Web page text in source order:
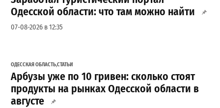
Одесской области: что там можно найти
07-08-2026 в 12:35
ОДЕССКАЯ ОБЛАСТЬ,СТАТЬИ
Арбузы уже по 10 гривен: сколько стоят
продукты на рынках Одесской области в
августе